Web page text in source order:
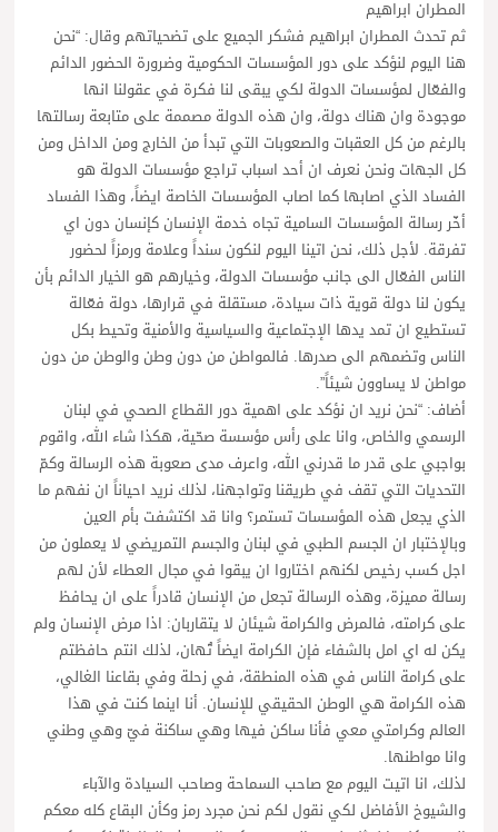
المطران ابراهيم
ثم تحدث المطران ابراهيم فشكر الجميع على تضحياتهم وقال: “نحن
هنا اليوم لنؤكد على دور المؤسسات الحكومية وضرورة الحضور الدائم
والفعّال لمؤسسات الدولة لكي يبقى لنا فكرة في عقولنا انها
موجودة وان هناك دولة، وان هذه الدولة مصممة على متابعة رسالتها
بالرغم من كل العقبات والصعوبات التي تبدأ من الخارج ومن الداخل ومن
كل الجهات ونحن نعرف ان أحد اسباب تراجع مؤسسات الدولة هو
الفساد الذي اصابها كما اصاب المؤسسات الخاصة ايضاً، وهذا الفساد
أخّر رسالة المؤسسات السامية تجاه خدمة الإنسان كإنسان دون اي
تفرقة. لأجل ذلك، نحن اتينا اليوم لنكون سنداً وعلامة ورمزاً لحضور
الناس الفعّال الى جانب مؤسسات الدولة، وخيارهم هو الخيار الدائم بأن
يكون لنا دولة قوية ذات سيادة، مستقلة في قرارها، دولة فعّالة
تستطيع ان تمد يدها الإجتماعية والسياسية والأمنية وتحيط بكل
الناس وتضمهم الى صدرها. فالمواطن من دون وطن والوطن من دون
مواطن لا يساوون شيئاً”.
أضاف: “نحن نريد ان نؤكد على اهمية دور القطاع الصحي في لبنان
الرسمي والخاص، وانا على رأس مؤسسة صحّية، هكذا شاء الله، واقوم
بواجبي على قدر ما قدرني الله، واعرف مدى صعوبة هذه الرسالة وكمّ
التحديات التي تقف في طريقنا وتواجهنا، لذلك نريد احياناً ان نفهم ما
الذي يجعل هذه المؤسسات تستمر؟ وانا قد اكتشفت بأم العين
وبالإختبار ان الجسم الطبي في لبنان والجسم التمريضي لا يعملون من
اجل كسب رخيص لكنهم اختاروا ان يبقوا في مجال العطاء لأن لهم
رسالة مميزة، وهذه الرسالة تجعل من الإنسان قادراً على ان يحافظ
على كرامته، فالمرض والكرامة شيئان لا يتقاربان: اذا مرض الإنسان ولم
يكن له اي امل بالشفاء فإن الكرامة ايضاً تُهان، لذلك انتم حافظتم
على كرامة الناس في هذه المنطقة، في زحلة وفي بقاعنا الغالي،
هذه الكرامة هي الوطن الحقيقي للإنسان. أنا اينما كنت في هذا
العالم وكرامتي معي فأنا ساكن فيها وهي ساكنة فيّ وهي وطني
وانا مواطنها.
لذلك، انا اتيت اليوم مع صاحب السماحة وصاحب السيادة والآباء
والشيوخ الأفاضل لكي نقول لكم نحن مجرد رمز وكأن البقاع كله معكم